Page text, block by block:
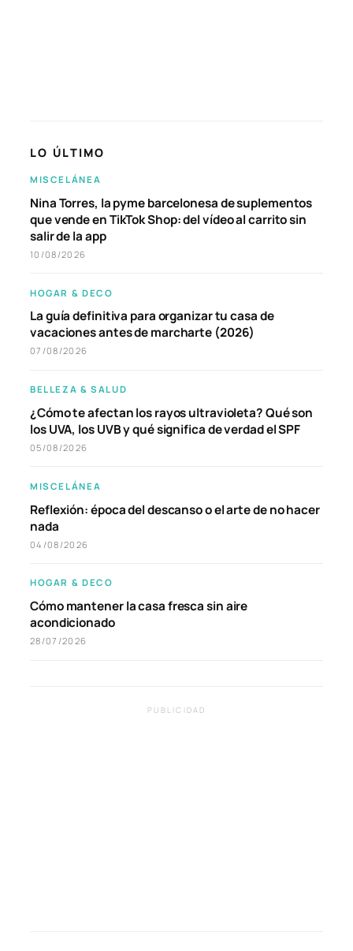
LO ÚLTIMO
MISCELÁNEA
Nina Torres, la pyme barcelonesa de suplementos
que vende en TikTok Shop: del vídeo al carrito sin
salir de la app
10/08/2026
HOGAR & DECO
La guía definitiva para organizar tu casa de
vacaciones antes de marcharte (2026)
07/08/2026
BELLEZA & SALUD
¿Cómo te afectan los rayos ultravioleta? Qué son
los UVA, los UVB y qué significa de verdad el SPF
05/08/2026
MISCELÁNEA
Reflexión: época del descanso o el arte de no hacer
nada
04/08/2026
HOGAR & DECO
Cómo mantener la casa fresca sin aire
acondicionado
28/07/2026
PUBLICIDAD